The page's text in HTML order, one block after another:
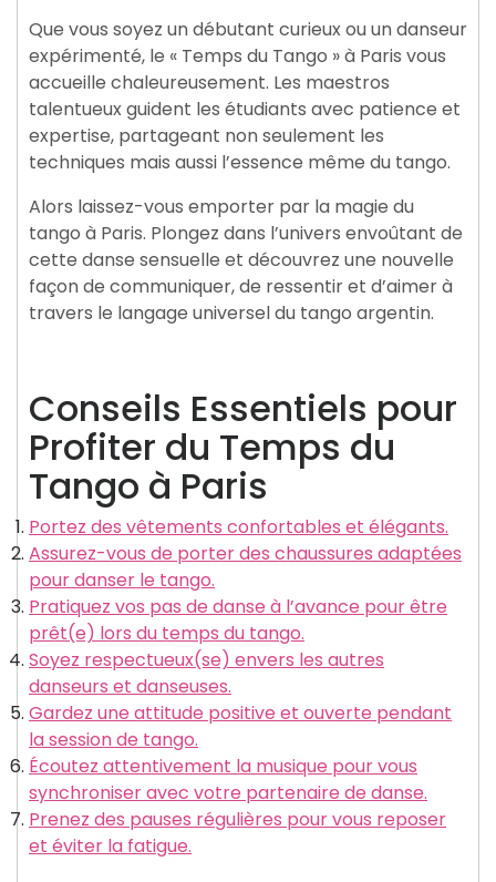
Que vous soyez un débutant curieux ou un danseur
expérimenté, le « Temps du Tango » à Paris vous
accueille chaleureusement. Les maestros
talentueux guident les étudiants avec patience et
expertise, partageant non seulement les
techniques mais aussi l’essence même du tango.
Alors laissez-vous emporter par la magie du
tango à Paris. Plongez dans l’univers envoûtant de
cette danse sensuelle et découvrez une nouvelle
façon de communiquer, de ressentir et d’aimer à
travers le langage universel du tango argentin.
Conseils Essentiels pour
Profiter du Temps du
Tango à Paris
Portez des vêtements confortables et élégants.
Assurez-vous de porter des chaussures adaptées
pour danser le tango.
Pratiquez vos pas de danse à l’avance pour être
prêt(e) lors du temps du tango.
Soyez respectueux(se) envers les autres
danseurs et danseuses.
Gardez une attitude positive et ouverte pendant
la session de tango.
Écoutez attentivement la musique pour vous
synchroniser avec votre partenaire de danse.
Prenez des pauses régulières pour vous reposer
et éviter la fatigue.